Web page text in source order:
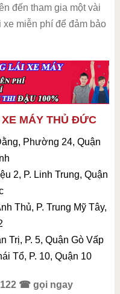
đến tham gia một vài
xe miễn phí để đảm bảo
MÁY THỦ ĐỨC
Phường 24, Quận
2, P. Linh Trung, Quận
Thủ, P. Trung Mỹ Tây,
Trị, P. 5, Quận Gò Vấp
Tổ, P. 10, Quận 10
☎ gọi ngay